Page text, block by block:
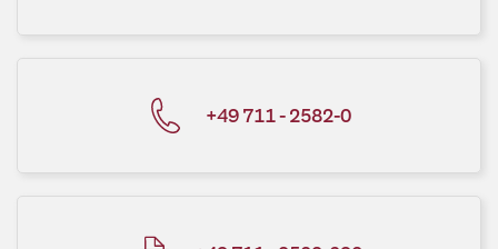
+49 711 - 2582-0